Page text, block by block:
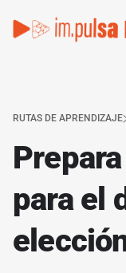
RUTAS DE APRENDIZAJE
para el